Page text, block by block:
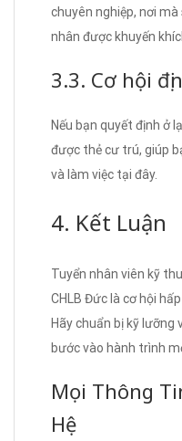
chuyên nghiệp, nơi
nhân được khuyến
3.3. Cơ hội
Nếu bạn quyết định ở
được thẻ cư trú, giúp
và làm việc tại đây.
4. Kết Luận
Tuyển nhân viên kỹ
CHLB Đức là cơ hội
Hãy chuẩn bị kỹ lưỡng
bước vào hành trình
Mọi Thông
Hệ